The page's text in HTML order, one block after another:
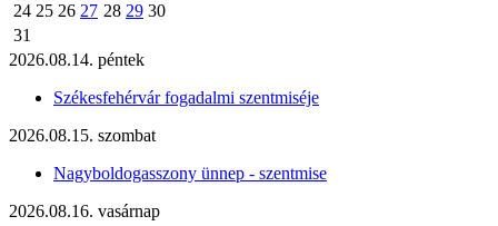
24 25 26 27 28 29 30
31
2026.08.14. péntek
Székesfehérvár fogadalmi szentmiséje
2026.08.15. szombat
Nagyboldogasszony ünnep - szentmise
2026.08.16. vasárnap